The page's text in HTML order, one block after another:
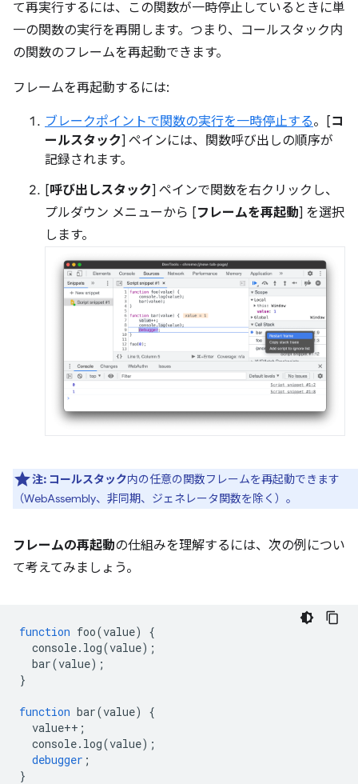
て再実行するには、この関数が一時停止しているときに単
一の関数の実行を再開します。つまり、コールスタック内
の関数のフレームを再起動できます。
フレームを再起動するには:
ブレークポイントで関数の実行を一時停止する。[コ
ールスタック] ペインには、関数呼び出しの順序が
記録されます。
[呼び出しスタック] ペインで関数を右クリックし、
プルダウン メニューから [フレームを再起動] を選択
します。
注: コールスタック内の任意の関数フレームを再起動できます
（WebAssembly、非同期、ジェネレータ関数を除く）。
フレームの再起動の仕組みを理解するには、次の例につい
て考えてみましょう。
function foo(value)
{
console. log(value);
bar(value);
}
function bar(value)
{
value++ ;
console. log(value);
debugger ;
}